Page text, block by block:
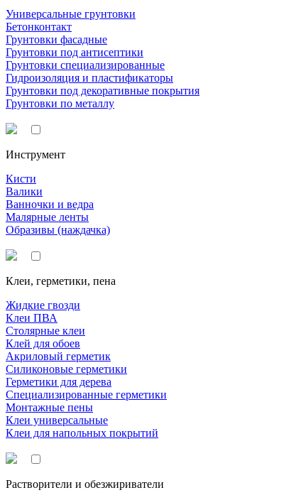
Универсальные грунтовки
Бетонконтакт
Грунтовки фасадные
Грунтовки под антисептики
Грунтовки специализированные
Гидроизоляция и пластификаторы
Грунтовки под декоративные покрытия
Грунтовки по металлу
Инструмент
Кисти
Валики
Ванночки и ведра
Малярные ленты
Образивы (наждачка)
Клеи, герметики, пена
Жидкие гвозди
Клеи ПВА
Столярные клеи
Клей для обоев
Акриловый герметик
Силиконовые герметики
Герметики для дерева
Специализированные герметики
Монтажные пены
Клеи универсальные
Клеи для напольных покрытий
Растворители и обезжириватели